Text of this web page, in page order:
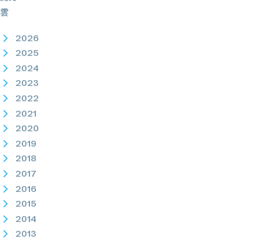
雲
2026
2025
2024
2023
2022
2021
2020
2019
2018
2017
2016
2015
2014
2013